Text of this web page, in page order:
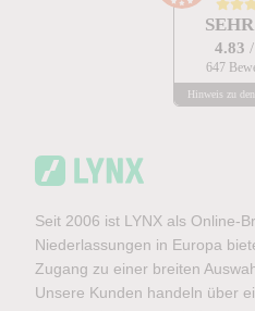
4.83
647
Hinweis zu
Seit 2006 ist LYNX als Online-
Niederlassungen in Europa
Zugang zu einer breiten
Unsere Kunden handeln über